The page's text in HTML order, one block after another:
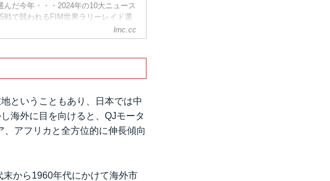
だ今年・・・2024年の10大ニュース
戦で競われるFIM世界ラリーレイド選
トルはインドのヒーロー モトコープ
た。今まで日欧のメーカーが獲得す
？
lrnc.cc
ということもあり、日本では中
海外に目を向けると、QJモータ
アフリカと全方位的に伸長傾向
から1960年代にかけて海外市